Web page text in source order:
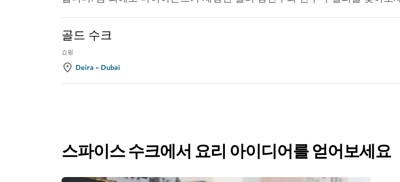
골드 수크
쇼핑
Deira - Dubai
스파이스 수크에서 요리 아이디어를 얻어보세요